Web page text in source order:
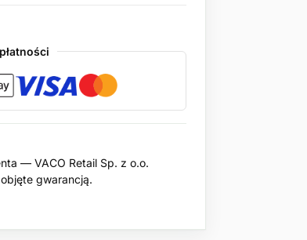
— VACO Retail Sp. z o.o.
gwarancją.